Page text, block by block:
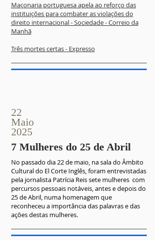
Maçonaria portuguesa apela ao reforço das
instituições para combater as violações do
direito internacional - Sociedade - Correio da
Manhã
Três mortes certas - Expresso
22
Maio
2025
7 Mulheres do 25 de Abril
No passado dia 22 de maio, na sala do Âmbito
Cultural do El Corte Inglês, foram entrevistadas
pela jornalista Patrícia Reis sete mulheres com
percursos pessoais notáveis, antes e depois do
25 de Abril, numa homenagem que
reconheceu a importância das palavras e das
ações destas mulheres.